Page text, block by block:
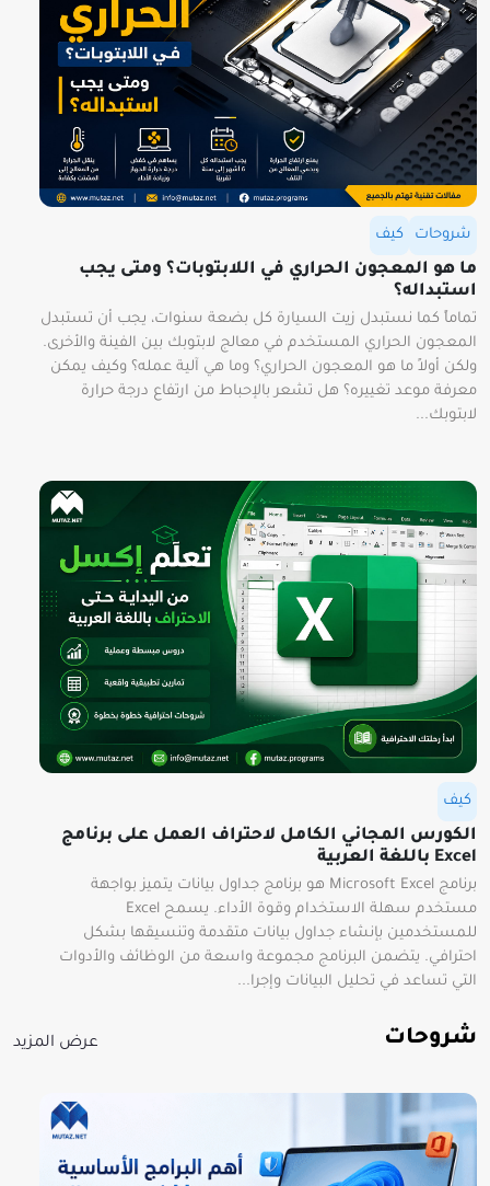
شروحات كيف
ما هو المعجون الحراري في اللابتوبات؟ ومتى يجب
استبداله؟
تماماً كما نستبدل زيت السيارة كل بضعة سنوات، يجب أن تستبدل
المعجون الحراري المستخدم في معالج لابتوبك بين الفينة والأخرى.
ولكن أولاً ما هو المعجون الحراري؟ وما هي آلية عمله؟ وكيف يمكن
معرفة موعد تغييره؟ هل تشعر بالإحباط من ارتفاع درجة حرارة
لابتوبك...
كيف
الكورس المجاني الكامل لاحتراف العمل على برنامج
Excel باللغة العربية
برنامج Microsoft Excel هو برنامج جداول بيانات يتميز بواجهة
مستخدم سهلة الاستخدام وقوة الأداء. يسمح Excel
للمستخدمين بإنشاء جداول بيانات متقدمة وتنسيقها بشكل
احترافي. يتضمن البرنامج مجموعة واسعة من الوظائف والأدوات
التي تساعد في تحليل البيانات وإجرا...
شروحات عرض المزيد